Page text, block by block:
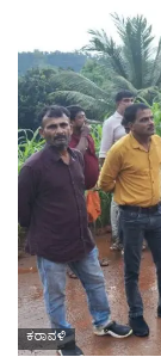
ಕರಾವಳಿ